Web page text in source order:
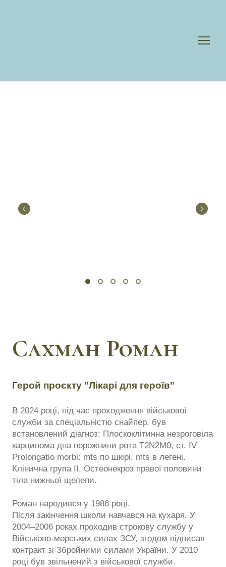
Сахман Роман
Герой проєкту "Лікарі для героїв"
В 2024 році, під час проходження військової
служби за спеціальністю снайпер, був
встановлений діагноз: Плоскоклітинна незроговіла
карцинома дна порожнини рота T2N2M0, ст. IV
Prolongatio morbi: mts по шкірі, mts в легені.
Клінична група ІІ. Остеонекроз правої половини
тіла нижньої щелепи.
Роман народився у 1986 році.
Після закінчення школи навчався на кухаря. У
2004–2006 роках проходив строкову службу у
Військово-морських силах ЗСУ, згодом підписав
контракт зі Збройними силами України. У 2010
році був звільнений з військової служби.